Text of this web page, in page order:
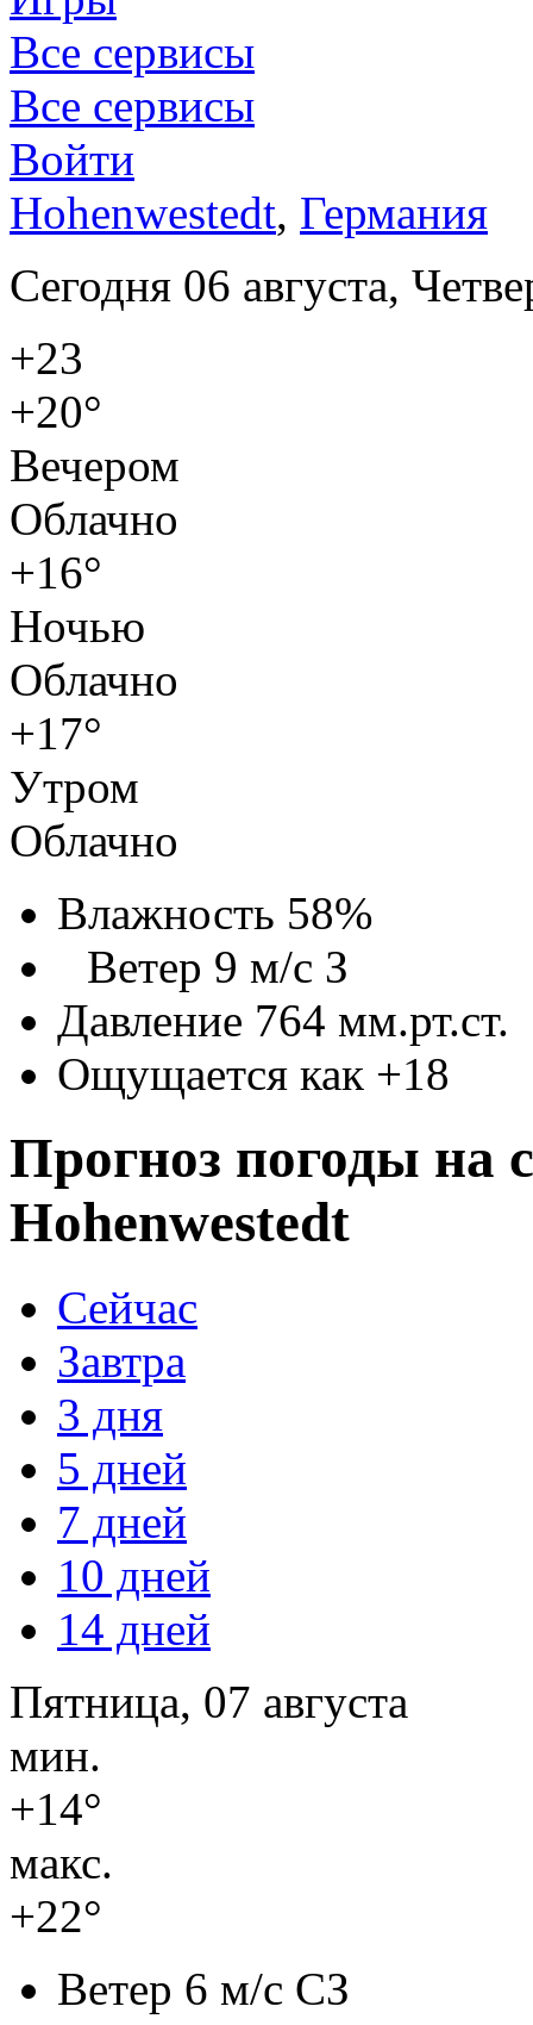
Все сервисы
Все сервисы
Войти
Hohenwestedt, Германия
Сегодня 06 августа,
+23
+20°
Вечером
Облачно
+16°
Ночью
Облачно
+17°
Утром
Облачно
Влажность 58%
Ветер 9 м/с З
Давление 764 мм.рт.ст.
Ощущается как +18
Прогноз погоды на
Hohenwestedt
Сейчас
Завтра
3 дня
5 дней
7 дней
10 дней
14 дней
Пятница, 07 августа
мин.
+14°
макс.
+22°
Ветер 6 м/с СЗ